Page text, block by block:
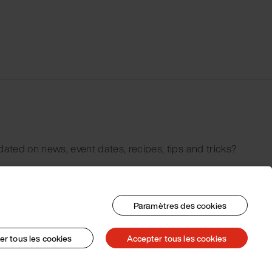
on news, event dates, recipes, tips and tricks?
Paramètres des cookies
tous les cookies Accepter tous les cookies